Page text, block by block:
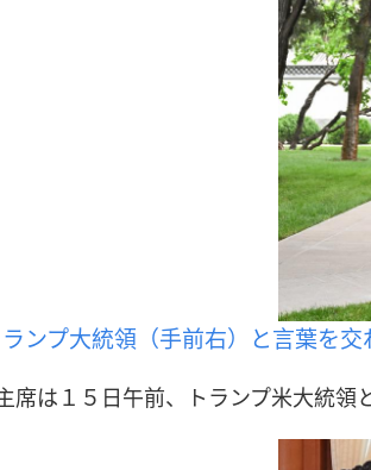
ンプ大統領（手前右）と言葉を交
席は１５日午前、トランプ米大統領